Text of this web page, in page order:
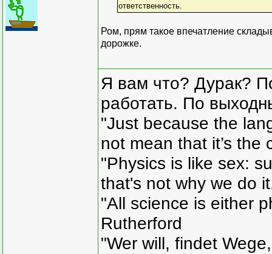
ответственность.
Ром, прям такое впечатление
дорожке.
Я вам что? Дурак?
работать. По
"Just because the
not mean that it’s the
"Physics is like sex:
that's not why we do
"All science is either
Rutherford
"Wer will, findet